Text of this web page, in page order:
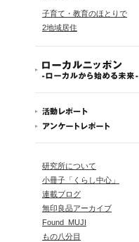
子育て・教育のほとりで
2地域居住
研究所について
小冊子「くらし中心」
連載ブログ
無印良品アーカイブ
Found_MUJI
もの八分目